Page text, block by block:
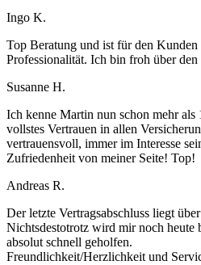
Ingo K.
Top Beratung und ist für den
Professionalität. Ich bin froh über
Susanne H.
Ich kenne Martin nun schon mehr als
vollstes Vertrauen in allen
vertrauensvoll, immer im Interesse
Zufriedenheit von meiner Seite! Top!
Andreas R.
Der letzte Vertragsabschluss liegt
Nichtsdestotrotz wird mir noch heute
absolut schnell geholfen.
Freundlichkeit/Herzlichkeit und